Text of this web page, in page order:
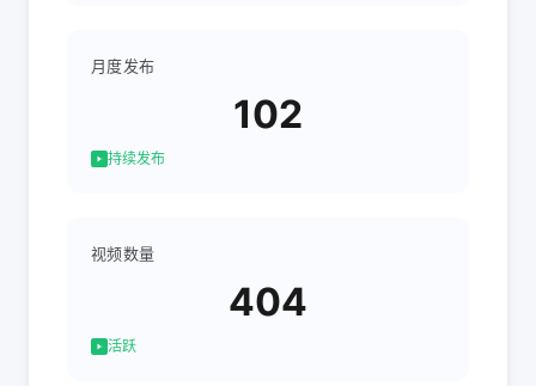
月度发布
102
持续发布
视频数量
404
活跃